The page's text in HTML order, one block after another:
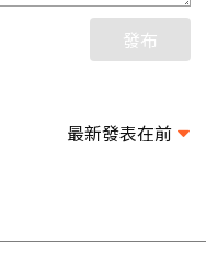
發布
最新發表在前